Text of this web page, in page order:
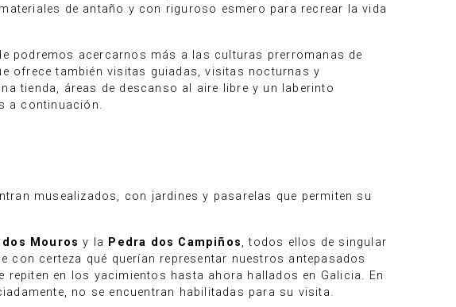
de antaño y con riguroso esmero para recrear la vida
podremos acercarnos más a las culturas prerromanas de
ofrece también visitas guiadas, visitas nocturnas y
tienda, áreas de descanso al aire libre y un laberinto
a continuación.
musealizados, con jardines y pasarelas que permiten su
dos Mouros y la Pedra dos Campiños, todos ellos de singular
certeza qué querían representar nuestros antepasados
en los yacimientos hasta ahora hallados en Galicia. En
no se encuentran habilitadas para su visita.